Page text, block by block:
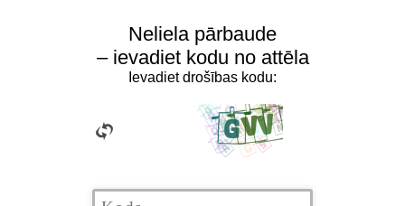
Neliela pārbaude
– ievadiet kodu no attēla
Ievadiet drošības kodu: